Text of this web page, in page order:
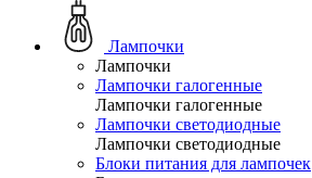
Лампочки
Лампочки
Лампочки галогенные
Лампочки галогенные
Лампочки светодиодные
Лампочки светодиодные
Блоки питания для лампочек